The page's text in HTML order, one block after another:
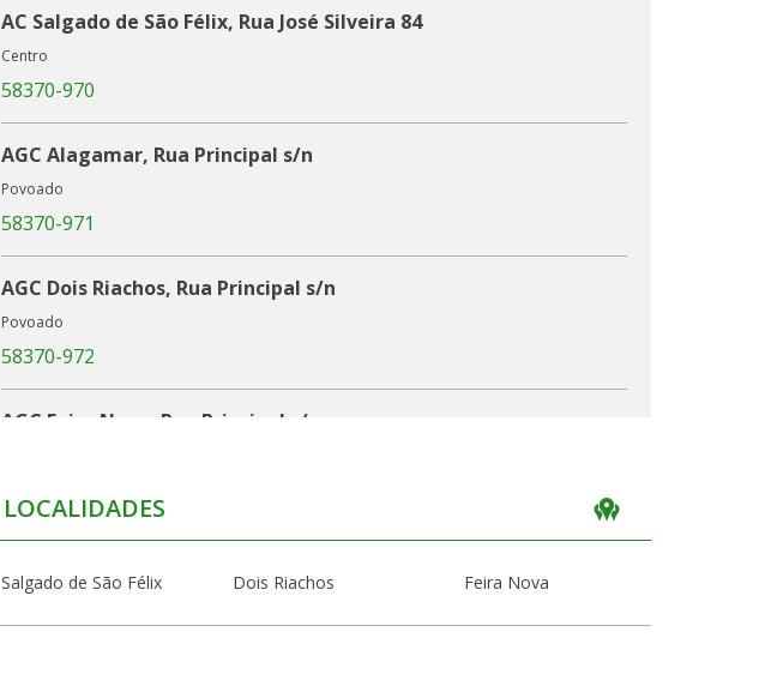
AC Salgado de São Félix, Rua José Silveira 84
Centro
58370-970
AGC Alagamar, Rua Principal s/n
Povoado
58370-971
AGC Dois Riachos, Rua Principal s/n
Povoado
58370-972
AGC Feira Nova, Rua Principal s/n
LOCALIDADES
Salgado de São Félix Dois Riachos Feira Nova